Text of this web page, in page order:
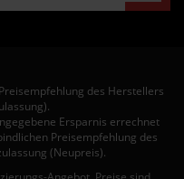
des Herstellers
Ersparnis errechnet
Preisempfehlung des
(Neupreis).